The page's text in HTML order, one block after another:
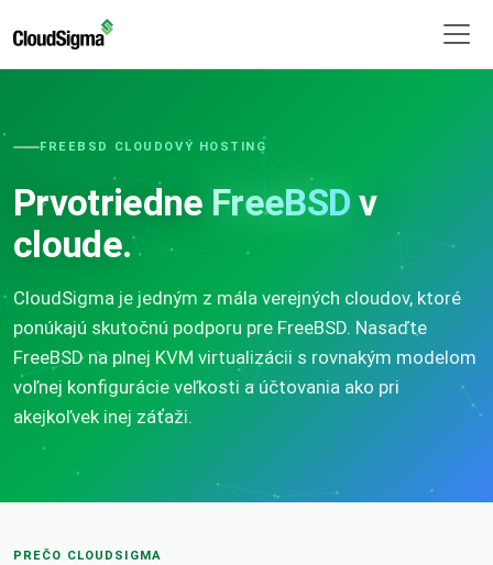
FREEBSD CLOUDOVÝ HOSTING
Prvotriedne FreeBSD v
cloude.
CloudSigma je jedným z mála verejných cloudov, ktoré
ponúkajú skutočnú podporu pre FreeBSD. Nasaďte
FreeBSD na plnej KVM virtualizácii s rovnakým modelom
voľnej konfigurácie veľkosti a účtovania ako pri
akejkoľvek inej záťaži.
PREČO CLOUDSIGMA